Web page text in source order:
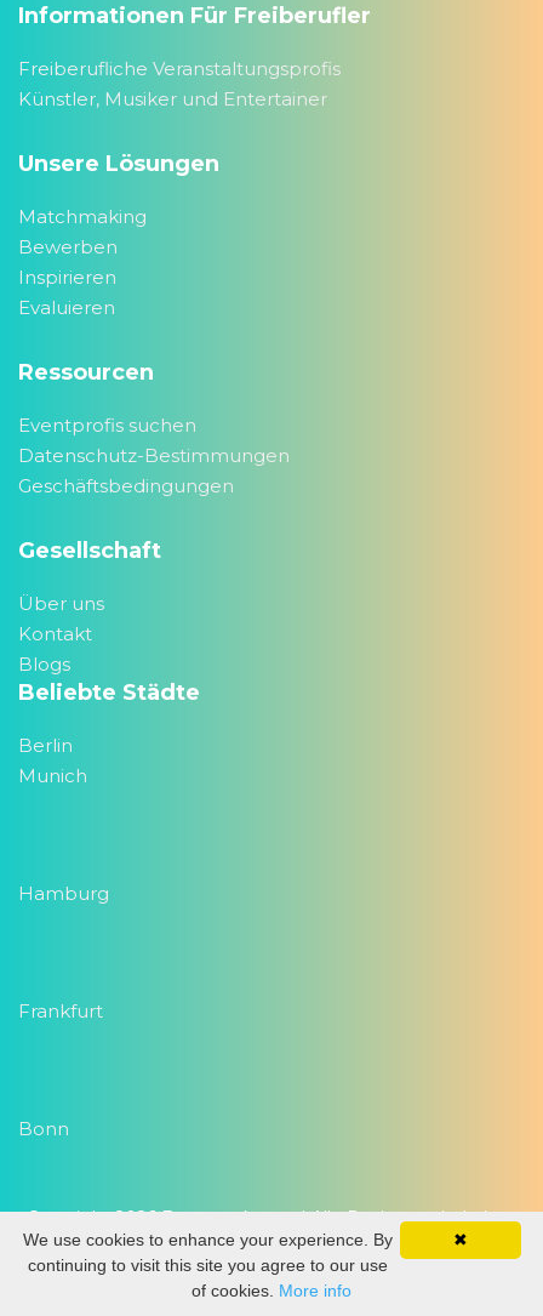
Informationen Für Freiberufler
Freiberufliche Veranstaltungsprofis
Künstler, Musiker und Entertainer
Unsere Lösungen
Matchmaking
Bewerben
Inspirieren
Evaluieren
Ressourcen
Eventprofis suchen
Datenschutz-Bestimmungen
Geschäftsbedingungen
Gesellschaft
Über uns
Kontakt
Blogs
Beliebte Städte
Berlin
Munich
Hamburg
Frankfurt
Bonn
Copyright 2026Eventwork.com| Alle Rechte vorbehalten
✖
We use cookies to enhance your experience. By
continuing to visit this site you agree to our use
of cookies. More info